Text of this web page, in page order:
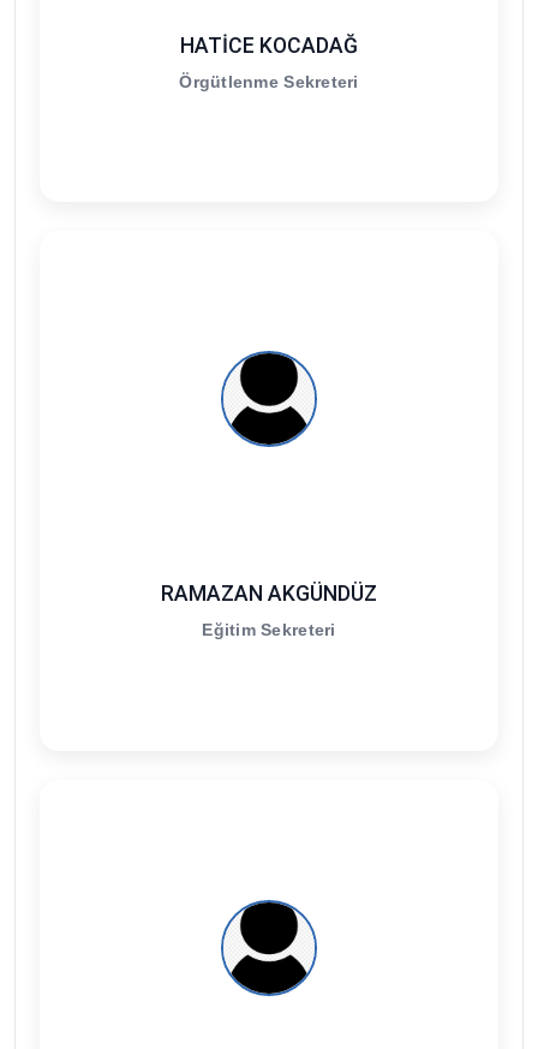
HATİCE KOCADAĞ
Örgütlenme Sekreteri
RAMAZAN AKGÜNDÜZ
Eğitim Sekreteri